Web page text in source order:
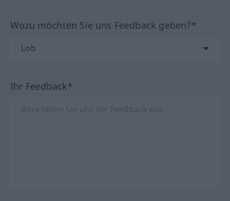
Wozu möchten Sie uns Feedback geben?*
Ihr Feedback*